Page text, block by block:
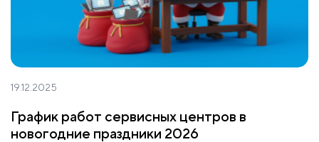
19.12.2025
График работ сервисных центров в
новогодние праздники 2026